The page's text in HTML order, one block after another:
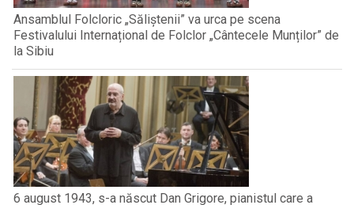
Ansamblul Folcloric „Săliștenii” va urca pe scena
Festivalului Internațional de Folclor „Cântecele Munților” de
la Sibiu
6 august 1943, s-a născut Dan Grigore, pianistul care a